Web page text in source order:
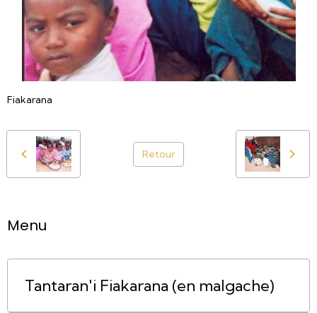
Fiakarana
Retour
Menu
Tantaran'i Fiakarana (en malgache)